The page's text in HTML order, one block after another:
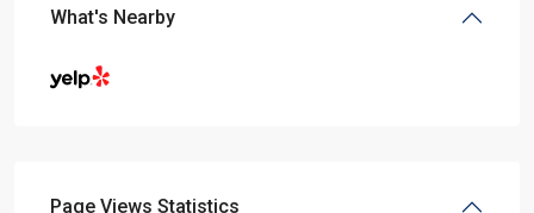
What's Nearby
Page Views Statistics